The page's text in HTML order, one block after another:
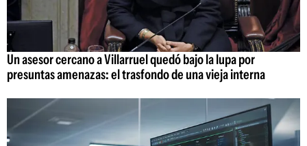
Un asesor cercano a Villarruel quedó bajo la lupa por
presuntas amenazas: el trasfondo de una vieja interna